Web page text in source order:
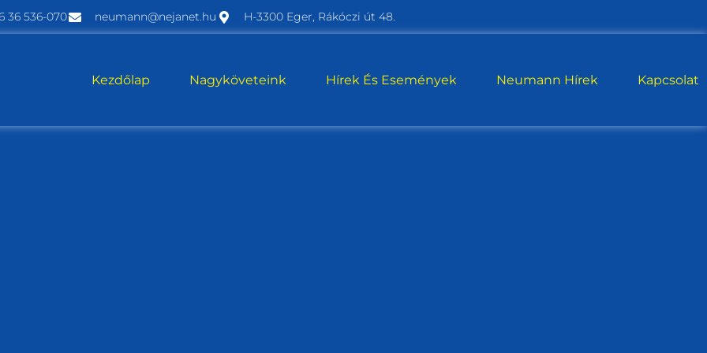
36 536-070 neumann@nejanet.hu H-3300 Eger, Rákóczi út 48.
Kezdőlap Nagyköveteink Hírek És Események Neumann Hírek Kapcsolat